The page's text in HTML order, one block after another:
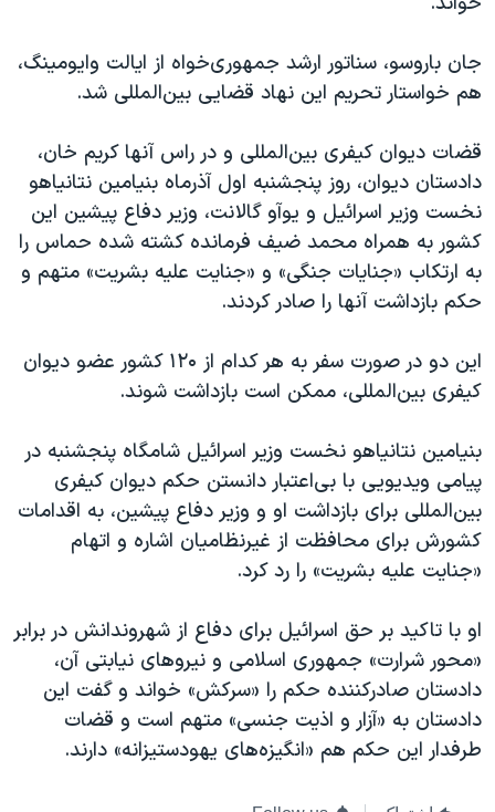
جان باروسو، سناتور ارشد جمهوری‌خواه از ایالت وایومینگ،
هم خواستار تحریم این نهاد قضایی بین‌المللی شد.
قضات دیوان کیفری بین‌المللی و در راس آنها کریم خان،
دادستان دیوان، روز پنجشنبه اول آذرماه بنیامین نتانیاهو
نخست ‌وزیر اسرائیل و یوآو گالانت، وزیر دفاع پیشین این
کشور به همراه محمد ضیف فرمانده کشته شده حماس را
به ارتکاب «جنایات جنگی» و «جنایت علیه بشریت» متهم و
حکم بازداشت آنها را صادر کردند.
این دو در صورت سفر به هر کدام از ۱۲۰ کشور عضو دیوان
کیفری بین‌المللی، ممکن است بازداشت شوند.
بنیامین نتانیاهو نخست وزیر اسرائیل شامگاه پنجشنبه در
پیامی ویدیویی با بی‌اعتبار دانستن حکم دیوان کیفری
بین‌المللی برای بازداشت او و وزیر دفاع پیشین، به اقدامات
کشورش برای محافظت از غیرنظامیان اشاره و اتهام
«جنایت علیه بشریت» را رد کرد.
او با تاکید بر حق اسرائیل برای دفاع از شهروندانش در برابر
«محور شرارت» جمهوری ‌اسلامی و نیروهای نیابتی آن،
دادستان صادرکننده حکم را «سرکش» خواند و گفت این
دادستان به «آزار و اذیت جنسی» متهم است و قضات
طرفدار این حکم هم «انگیزه‌های یهودستیزانه» دارند.